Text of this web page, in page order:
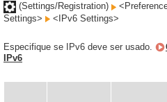
(Settings/Registration)
Settings>
<IPv6 Settings>
Especifique se IPv6 deve ser usado.
IPv6